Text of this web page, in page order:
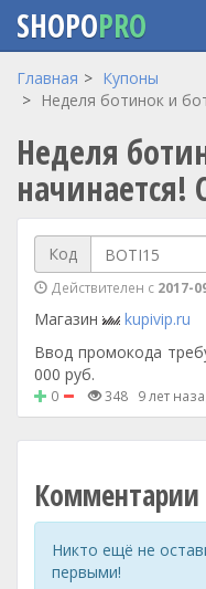
Перейти
содержанию
SHOPOPRO
Главная
Купоны
Неделя ботинок и
Неделя
начинается!
Код
Действителен с 2017-
Магазин
kupivip.ru
Ввод промокода
000 руб.
0 348 9 лет
Никто ещё не
первыми!